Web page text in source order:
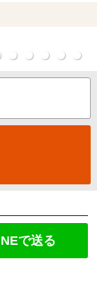
で送る